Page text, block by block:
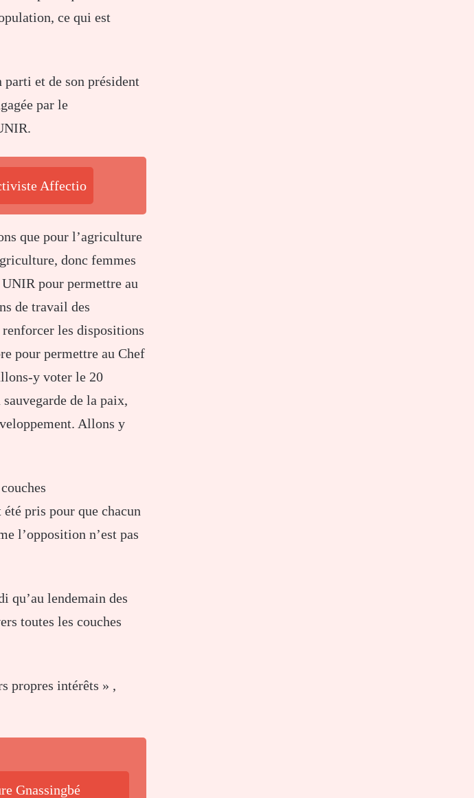
ce qui est
et de son président
par le
Affectio
que pour l’agriculture
donc femmes
pour permettre au
de travail des
les dispositions
pour permettre au Chef
y voter le 20
de la paix,
Allons y
pris pour que chacun
l’opposition n’est pas
qu’au lendemain des
toutes les couches
propres intérêts » ,
Gnassingbé